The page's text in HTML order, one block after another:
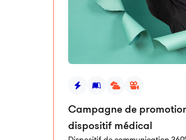
Campagne de
dispositif médical